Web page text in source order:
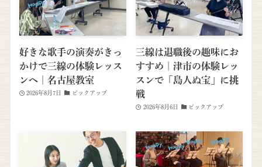
好きな歌手の演奏がきっ
かけで三線の体験レッス
ンへ｜名古屋教室
2026年8月7日 ピックアップ
三線は退職後の趣味にお
すすめ｜津市の体験レッ
スンで「島人ぬ宝」に挑
戦
2026年8月6日 ピックアップ